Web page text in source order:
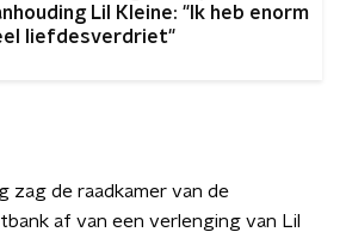
Lil Kleine: "Ik heb enorm
liefdesverdriet"
zag de raadkamer van de
af van een verlenging van Lil